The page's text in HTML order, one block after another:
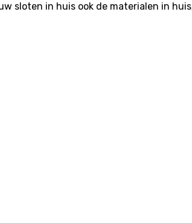
sloten in huis ook de materialen in